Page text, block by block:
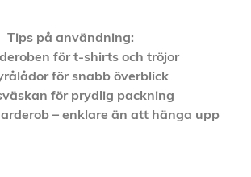
Tips på användning:
för t-shirts och tröjor
för snabb överblick
för prydlig packning
– enklare än att hänga upp